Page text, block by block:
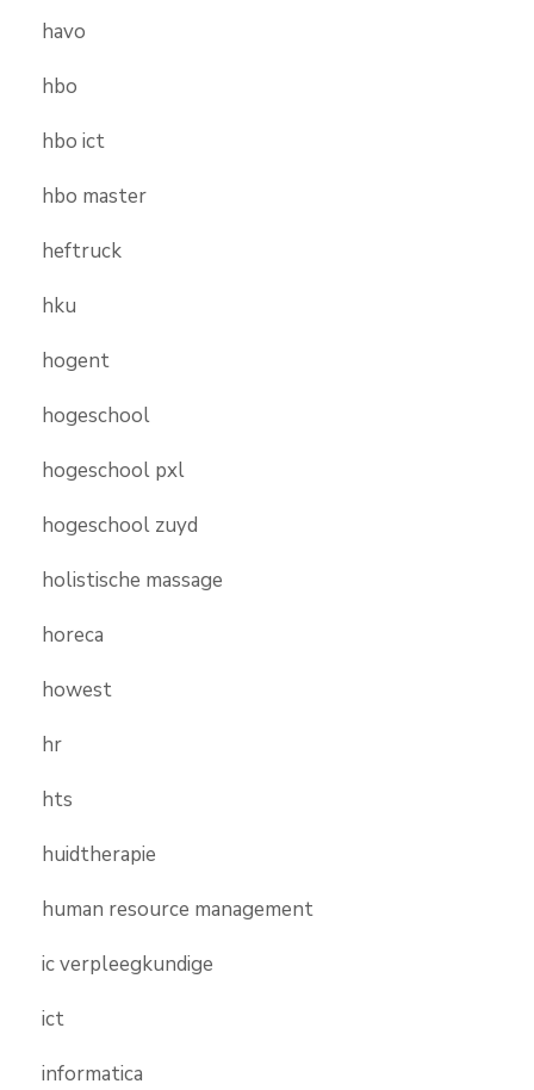
havo
hbo
hbo ict
hbo master
heftruck
hku
hogent
hogeschool
hogeschool pxl
hogeschool zuyd
holistische massage
horeca
howest
hr
hts
huidtherapie
human resource management
ic verpleegkundige
ict
informatica